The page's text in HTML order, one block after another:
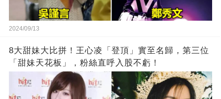
2024/09/13
8大甜妹大比拼！王心凌「登頂」實至名歸，第三位
「甜妹天花板」，粉絲直呼入股不虧！